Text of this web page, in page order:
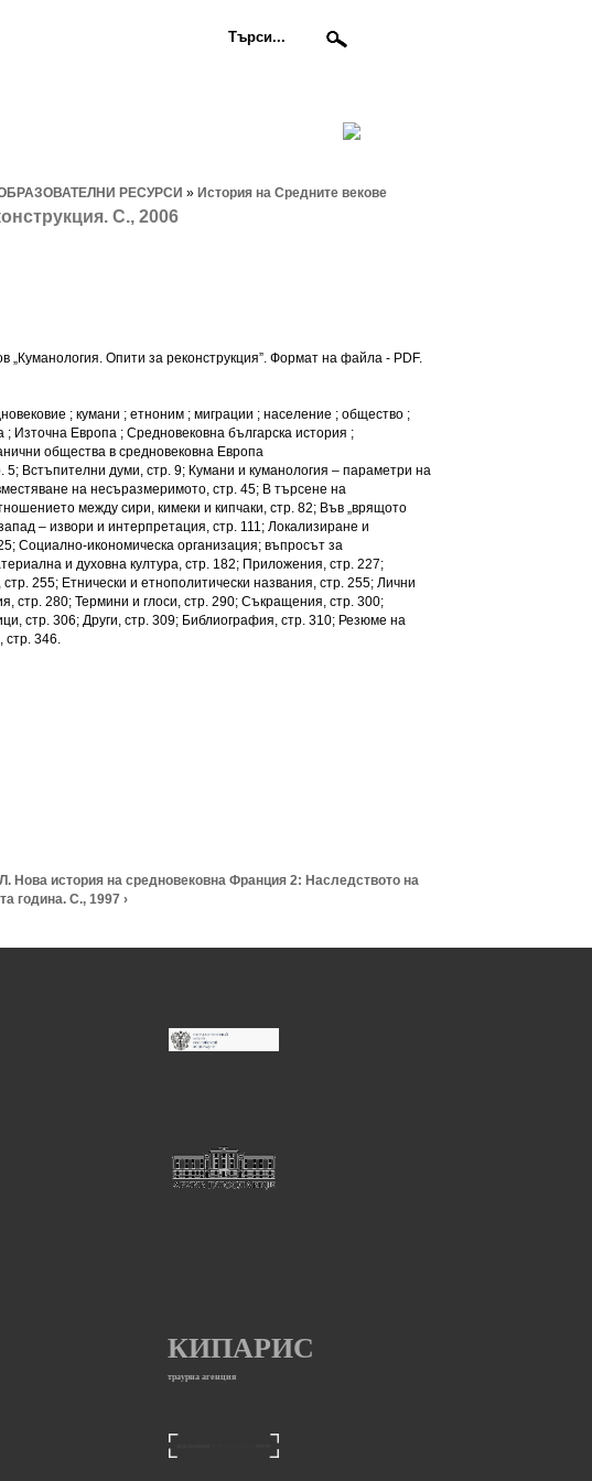
РЕСУРСИ » История на Средните векове
С., 2006
Опити за реконструкция”. Формат на файла - PDF.
; кумани ; етноним ; миграции ; население ; общество ;
Източна Европа ; Средновековна българска история ;
общества в средновековна Европа
Встъпителни думи, стр. 9; Кумани и куманология – параметри на
на несъразмеримото, стр. 45; В търсене на
между сири, кимеки и кипчаки, стр. 82; Във „врящото
– извори и интерпретация, стр. 111; Локализиране и
Социално-икономическа организация; въпросът за
и духовна култура, стр. 182; Приложения, стр. 227;
255; Етнически и етнополитически названия, стр. 255; Лични
стр. 280; Термини и глоси, стр. 290; Съкращения, стр. 300;
стр. 306; Други, стр. 309; Библиография, стр. 310; Резюме на
стр. 346.
Нова история на средновековна Франция 2: Наследството на
година. С., 1997 ›
КИПАРИС
траурна агенция